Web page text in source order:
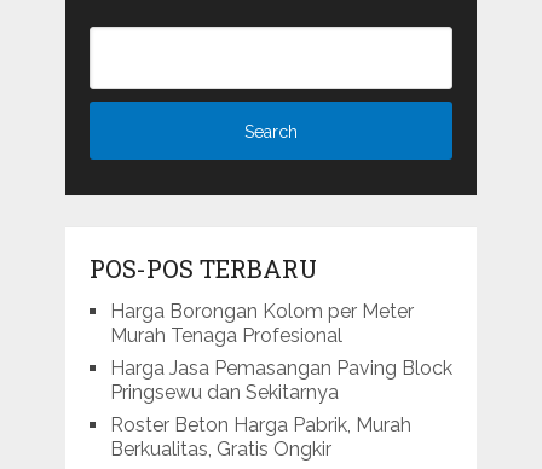
POS-POS TERBARU
Harga Borongan Kolom per Meter
Murah Tenaga Profesional
Harga Jasa Pemasangan Paving Block
Pringsewu dan Sekitarnya
Roster Beton Harga Pabrik, Murah
Berkualitas, Gratis Ongkir